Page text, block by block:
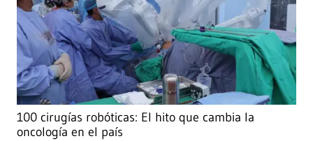
100 cirugías robóticas: El hito que cambia la
oncología en el país